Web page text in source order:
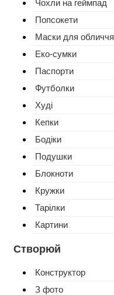
Чохли на геймпад
Попсокети
Маски для обличчя
Еко-сумки
Паспорти
Футболки
Худі
Кепки
Бодіки
Подушки
Блокноти
Кружки
Тарілки
Картини
Створюй
Конструктор
З фото